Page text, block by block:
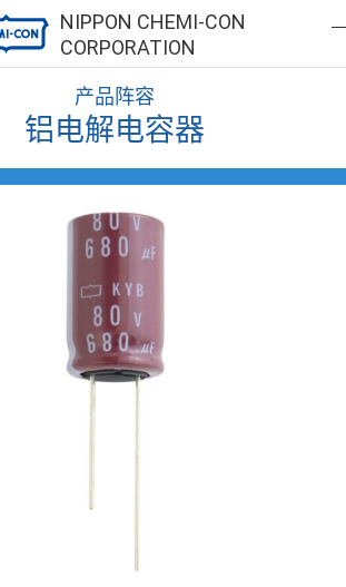
NIPPON CHEMI-CON
CORPORATION
产品阵容
铝电解电容器